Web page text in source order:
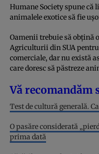
Humane Society spune că
animalele exotice să fie
Oamenii trebuie să obțină
Agriculturii din SUA
comerciale, dar nu există
care doresc să păstreze
Vă recomandăm
Test de cultură generală.
O pasăre considerată
prima dată